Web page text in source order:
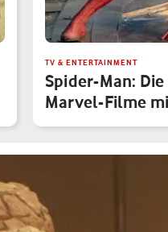
TV & ENTERTAINMENT
Spider-Man:
Marvel-Filme